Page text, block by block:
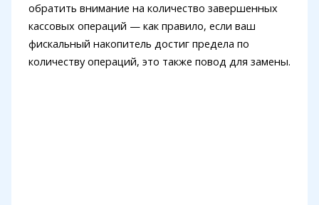
обратить внимание на количество завершенных
кассовых операций — как правило, если ваш
фискальный накопитель достиг предела по
количеству операций, это также повод для замены.